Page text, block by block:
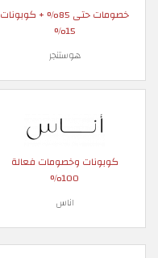
خصومات حتى 85% + كوبونات
15%
هوستنجر
كوبونات وخصومات فعالة
100%
اناس